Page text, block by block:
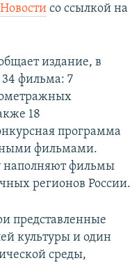
со ссылкой на
издание, в
фильма: 7
18
программа
фильмами.
наполняют фильмы
регионов России.
представленные
культуры и один
среды,